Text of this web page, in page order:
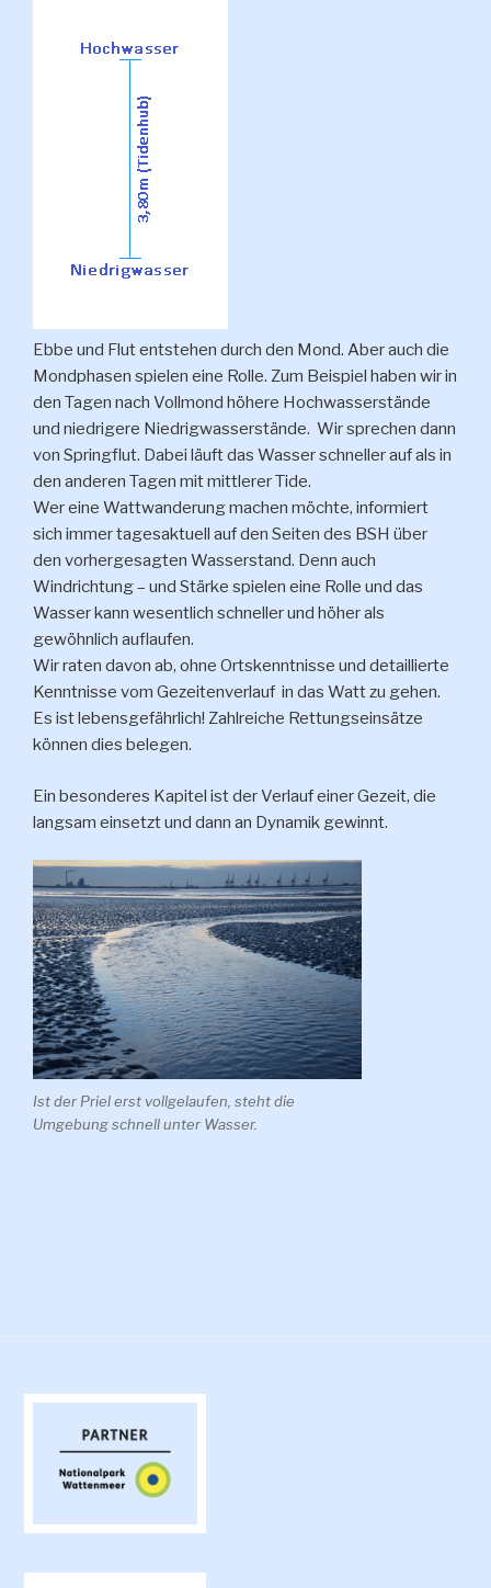
Ebbe und Flut entstehen durch den Mond. Aber auch die
Mondphasen spielen eine Rolle. Zum Beispiel haben wir in
den Tagen nach Vollmond höhere Hochwasserstände
und niedrigere Niedrigwasserstände. Wir sprechen dann
von Springflut. Dabei läuft das Wasser schneller auf als in
den anderen Tagen mit mittlerer Tide.
Wer eine Wattwanderung machen möchte, informiert
sich immer tagesaktuell auf den Seiten des BSH über
den vorhergesagten Wasserstand. Denn auch
Windrichtung – und Stärke spielen eine Rolle und das
Wasser kann wesentlich schneller und höher als
gewöhnlich auflaufen.
Wir raten davon ab, ohne Ortskenntnisse und detaillierte
Kenntnisse vom Gezeitenverlauf in das Watt zu gehen.
Es ist lebensgefährlich! Zahlreiche Rettungseinsätze
können dies belegen.
Ein besonderes Kapitel ist der Verlauf einer Gezeit, die
langsam einsetzt und dann an Dynamik gewinnt.
Ist der Priel erst vollgelaufen, steht die
Umgebung schnell unter Wasser.